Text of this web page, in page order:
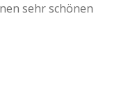
sehr schönen